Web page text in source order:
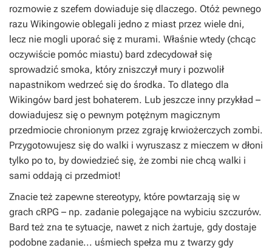
rozmowie z szefem dowiaduje się dlaczego. Otóż pewnego
razu Wikingowie oblegali jedno z miast przez wiele dni,
lecz nie mogli uporać się z murami. Właśnie wtedy (chcąc
oczywiście pomóc miastu) bard zdecydował się
sprowadzić smoka, który zniszczył mury i pozwolił
napastnikom wedrzeć się do środka. To dlatego dla
Wikingów bard jest bohaterem. Lub jeszcze inny przykład –
dowiadujesz się o pewnym potężnym magicznym
przedmiocie chronionym przez zgraję krwiożerczych zombi.
Przygotowujesz się do walki i wyruszasz z mieczem w dłoni
tylko po to, by dowiedzieć się, że zombi nie chcą walki i
sami oddają ci przedmiot!
Znacie też zapewne stereotypy, które powtarzają się w
grach cRPG – np. zadanie polegające na wybiciu szczurów.
Bard też zna te sytuacje, nawet z nich żartuje, gdy dostaje
podobne zadanie... uśmiech spełza mu z twarzy gdy